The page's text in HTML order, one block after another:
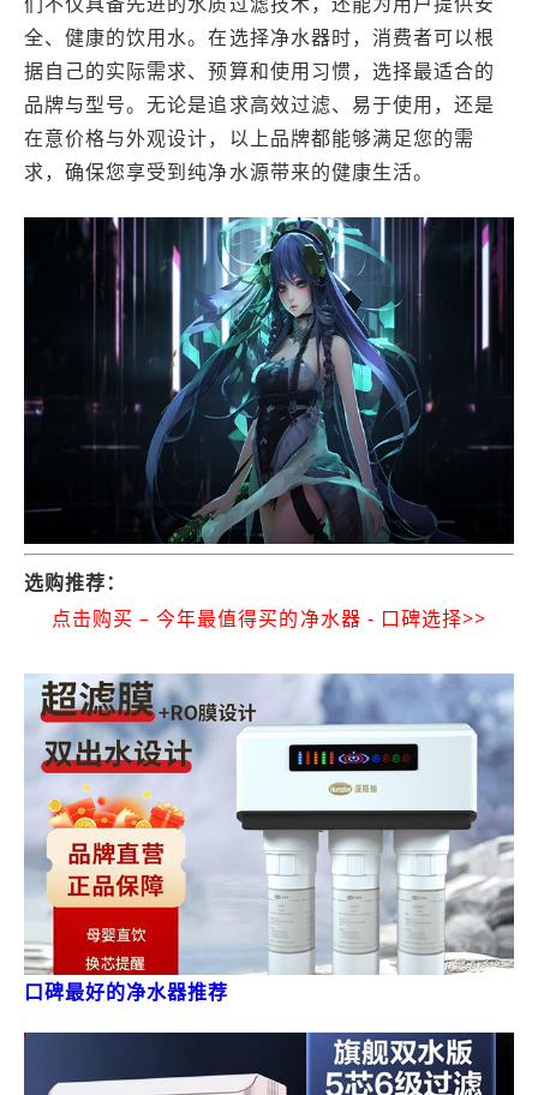
全、健康的饮用水。在选择净水器时，消费者可以根
据自己的实际需求、预算和使用习惯，选择最适合的
品牌与型号。无论是追求高效过滤、易于使用，还是
在意价格与外观设计，以上品牌都能够满足您的需
求，确保您享受到纯净水源带来的健康生活。
选购推荐：
点击购买 – 今年最值得买的净水器 - 口碑选择>>
口碑最好的净水器推荐